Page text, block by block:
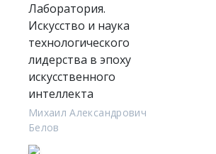
Лаборатория.
Искусство и наука
технологического
лидерства в эпоху
искусственного
интеллекта
Михаил Александрович
Белов